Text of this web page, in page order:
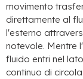
movimento
direttamente al
l'esterno
notevole. Mentre
fluido entri nel
continuo di